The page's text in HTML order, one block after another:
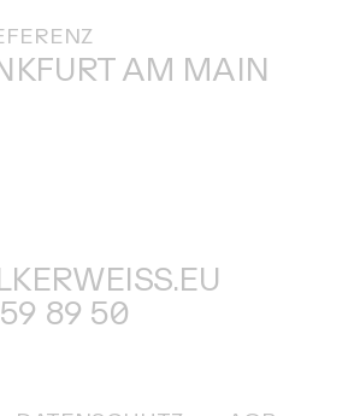
AM MAIN
89 50
DATENSCHUTZ AGB